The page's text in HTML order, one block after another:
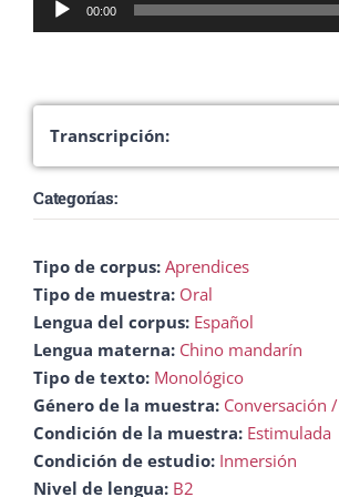
de
00:00
Transcripción:
Categorías:
Tipo de corpus: Aprendices
Tipo de muestra: Oral
Lengua del corpus: Español
Lengua materna: Chino mandarín
Tipo de texto: Monológico
Género de la muestra: Conversación
Condición de la muestra: Estimulada
Condición de estudio: Inmersión
Nivel de lengua: B2